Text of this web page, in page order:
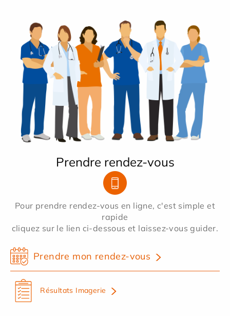
Prendre rendez-vous
Pour prendre rendez-vous en ligne, c'est simple et
rapide
cliquez sur le lien ci-dessous et laissez-vous guider.
Prendre mon rendez-vous
Résultats Imagerie